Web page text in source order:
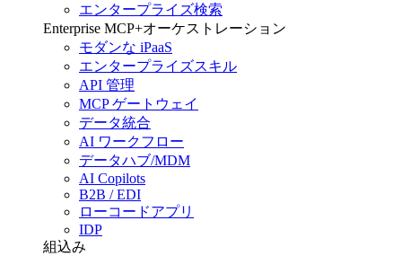
エンタープライズ検索
Enterprise MCP+オーケストレーション
モダンな iPaaS
エンタープライズスキル
API 管理
MCP ゲートウェイ
データ統合
AI ワークフロー
データハブ/MDM
AI Copilots
B2B / EDI
ローコードアプリ
IDP
組込み